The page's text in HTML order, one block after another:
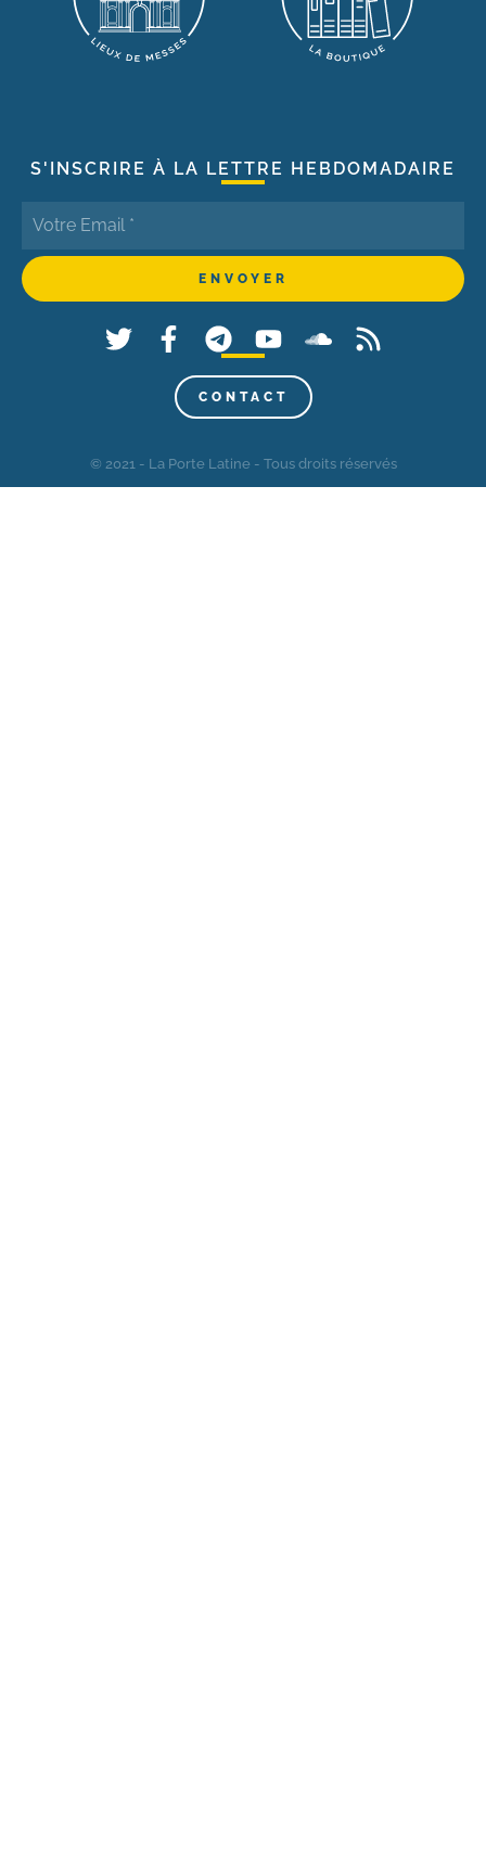
S'INSCRIRE À LA LETTRE HEBDOMADAIRE
CONTACT
© 2021 - La Porte Latine - Tous droits réservés